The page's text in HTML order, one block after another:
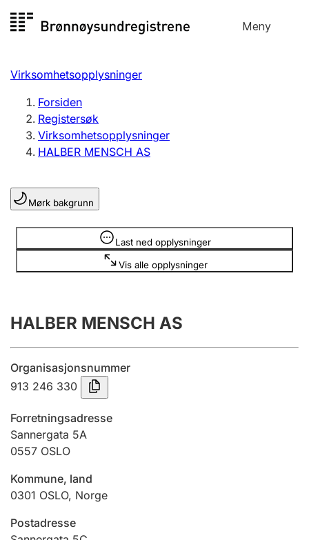
til
Meny
Registersøk
Aksjeselskap
Enkeltpersonforetak
Registrere, endre, slette
Lag og forening
Registrere, endre, slette
Innsending og forsinkelsesgebyr
Tinglysing
Jeger
Ektepaktveileder
Virksomhetsopplysninger
Forsiden
Registersøk
Virksomhetsopplysninger
HALBER MENSCH AS
Mørk bakgrunn
Last ned opplysninger
Vis alle opplysninger
Opplysninger er skjult
HALBER MENSCH AS
Organisasjonsnummer
913 246 330
Forretningsadresse
Sannergata 5A
0557 OSLO
Kommune, land
0301 OSLO, Norge
Postadresse